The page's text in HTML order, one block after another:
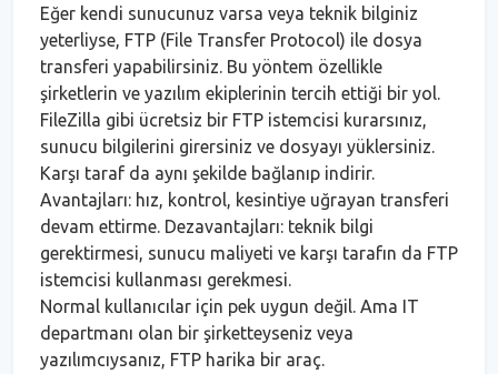
Eğer kendi sunucunuz varsa veya teknik bilginiz
yeterliyse, FTP (File Transfer Protocol) ile dosya
transferi yapabilirsiniz. Bu yöntem özellikle
şirketlerin ve yazılım ekiplerinin tercih ettiği bir yol.
FileZilla gibi ücretsiz bir FTP istemcisi kurarsınız,
sunucu bilgilerini girersiniz ve dosyayı yüklersiniz.
Karşı taraf da aynı şekilde bağlanıp indirir.
Avantajları: hız, kontrol, kesintiye uğrayan transferi
devam ettirme. Dezavantajları: teknik bilgi
gerektirmesi, sunucu maliyeti ve karşı tarafın da FTP
istemcisi kullanması gerekmesi.
Normal kullanıcılar için pek uygun değil. Ama IT
departmanı olan bir şirketteyseniz veya
yazılımcıysanız, FTP harika bir araç.